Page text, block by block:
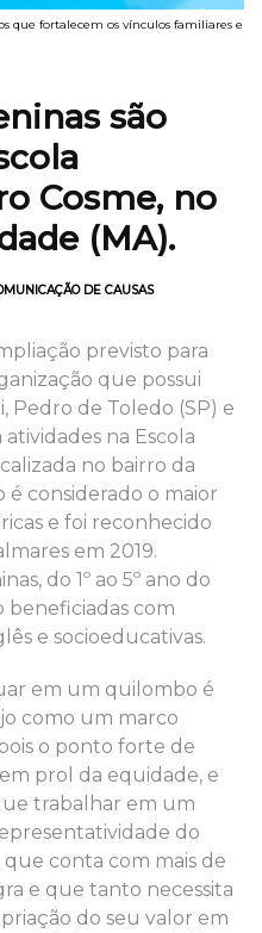
que fortalecem os vínculos familiares e
são
Cosme, no
(MA).
DE CAUSAS
previsto para
que possui
Pedro de Toledo (SP) e
atividades na Escola
no bairro da
é considerado o maior
e foi reconhecido
em 2019.
do 1º ao 5º ano do
beneficiadas com
e socioeducativas.
em um quilombo é
como um marco
o ponto forte de
prol da equidade, e
trabalhar em um
do
conta com mais de
e que tanto necessita
do seu valor em